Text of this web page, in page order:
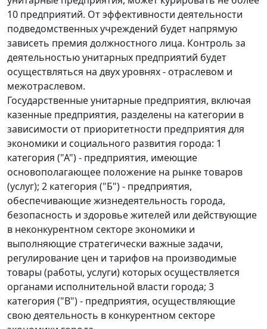
10 предприятий. От эффективности деятельности
подведомственных учреждений будет напрямую
зависеть премия должностного лица. Контроль за
деятельностью унитарных предприятий будет
осуществляться на двух уровнях - отраслевом и
межотраслевом.
Государственные унитарные предприятия, включая
казенные предприятия, разделены на категории в
зависимости от приоритетности предприятия для
экономики и социального развития города: 1
категория ("А") - предприятия, имеющие
основополагающее положение на рынке товаров
(услуг); 2 категория ("Б") - предприятия,
обеспечивающие жизнедеятельность города,
безопасность и здоровье жителей или действующие
в неконкурентном секторе экономики и
выполняющие стратегически важные задачи,
регулирование цен и тарифов на производимые
товары (работы, услуги) которых осуществляется
органами исполнительной власти города; 3
категория ("В") - предприятия, осуществляющие
свою деятельность в конкурентном секторе